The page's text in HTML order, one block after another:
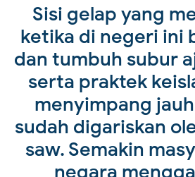
Sisi gelap yang
ketika di negeri ini
dan tumbuh subur
serta praktek
menyimpang
sudah digariskan
saw. Semakin